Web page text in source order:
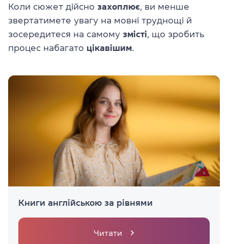
Коли сюжет дійсно захоплює , ви менше
звертатимете увагу на мовні труднощі й
зосередитеся на самому змісті , що зробить
процес набагато цікавішим
Книги англійською за рівнями
Читати